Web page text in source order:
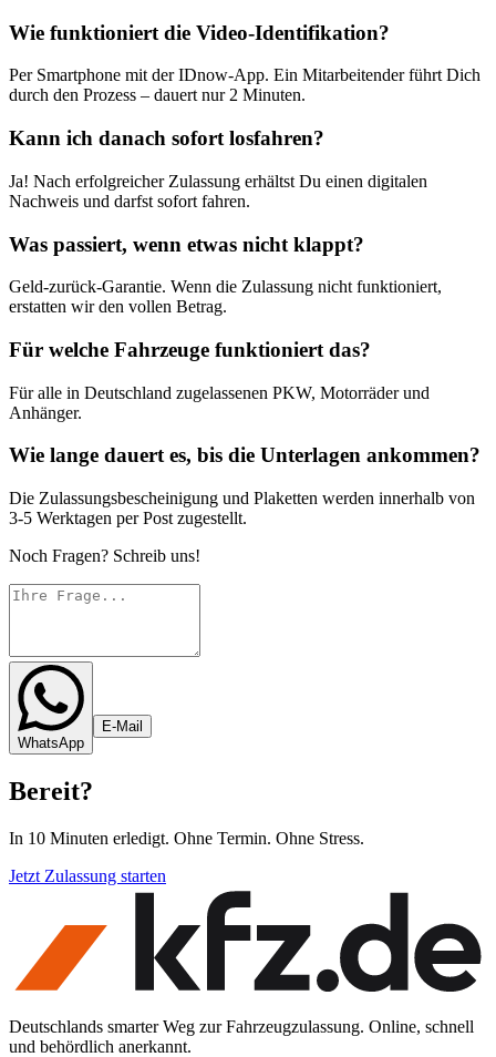
Wie funktioniert die Video-Identifikation?
Per Smartphone mit der IDnow-App. Ein Mitarbeitender führt Dich
durch den Prozess – dauert nur 2 Minuten.
Kann ich danach sofort losfahren?
Ja! Nach erfolgreicher Zulassung erhältst Du einen digitalen
Nachweis und darfst sofort fahren.
Was passiert, wenn etwas nicht klappt?
Geld-zurück-Garantie. Wenn die Zulassung nicht funktioniert,
erstatten wir den vollen Betrag.
Für welche Fahrzeuge funktioniert das?
Für alle in Deutschland zugelassenen PKW, Motorräder und
Anhänger.
Wie lange dauert es, bis die Unterlagen ankommen?
Die Zulassungsbescheinigung und Plaketten werden innerhalb von
3-5 Werktagen per Post zugestellt.
Noch Fragen? Schreib uns!
WhatsApp
E-Mail
Bereit?
In 10 Minuten erledigt. Ohne Termin. Ohne Stress.
Jetzt Zulassung starten
Deutschlands smarter Weg zur Fahrzeugzulassung. Online, schnell
und behördlich anerkannt.